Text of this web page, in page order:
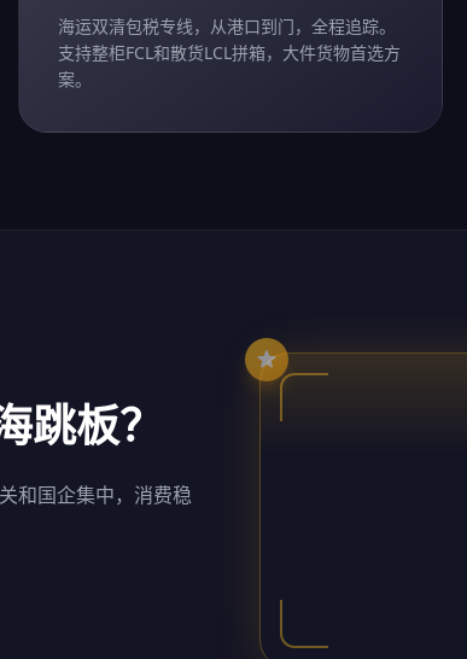
海运双清包税专线，从港口到门，全程追踪。
支持整柜FCL和散货LCL拼箱，大件货物首选方
案。
跳板？
和国企集中，消费稳